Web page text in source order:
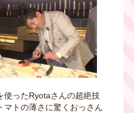
使ったRyotaさんの超絶技
マトの薄さに驚くおっさん